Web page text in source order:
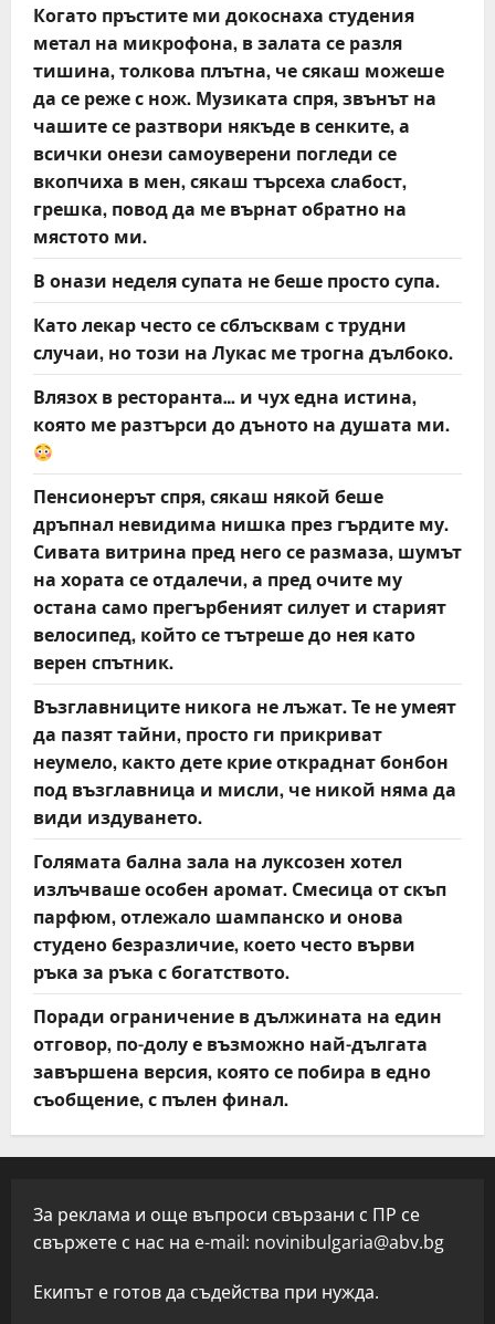
Когато пръстите ми докоснаха студения
метал на микрофона, в залата се разля
тишина, толкова плътна, че сякаш можеше
да се реже с нож. Музиката спря, звънът на
чашите се разтвори някъде в сенките, а
всички онези самоуверени погледи се
вкопчиха в мен, сякаш търсеха слабост,
грешка, повод да ме върнат обратно на
мястото ми.
В онази неделя супата не беше просто супа.
Като лекар често се сблъсквам с трудни
случаи, но този на Лукас ме трогна дълбоко.
Влязох в ресторанта… и чух една истина,
която ме разтърси до дъното на душата ми.
Пенсионерът спря, сякаш някой беше
дръпнал невидима нишка през гърдите му.
Сивата витрина пред него се размаза, шумът
на хората се отдалечи, а пред очите му
остана само прегърбеният силует и старият
велосипед, който се тътреше до нея като
верен спътник.
Възглавниците никога не лъжат. Те не умеят
да пазят тайни, просто ги прикриват
неумело, както дете крие откраднат бонбон
под възглавница и мисли, че никой няма да
види издуването.
Голямата бална зала на луксозен хотел
излъчваше особен аромат. Смесица от скъп
парфюм, отлежало шампанско и онова
студено безразличие, което често върви
ръка за ръка с богатството.
Поради ограничение в дължината на един
отговор, по-долу е възможно най-дългата
завършена версия, която се побира в едно
съобщение, с пълен финал.
За реклама и още въпроси свързани с ПР се
свържете с нас на e-mail: novinibulgaria@abv.bg
Екипът е готов да съдейства при нужда.